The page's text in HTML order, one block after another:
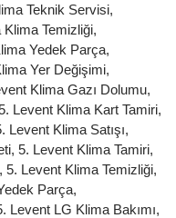
Teknik Servisi,
Temizliği,
Yedek Parça,
Yer Değişimi,
Klima Gazı Dolumu,
Levent Klima Kart Tamiri,
Levent Klima Satışı,
, 5. Levent Klima Tamiri,
5. Levent Klima Temizliği,
Parça,
Levent LG Klima Bakımı,